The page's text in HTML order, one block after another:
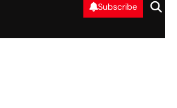
Subscribe